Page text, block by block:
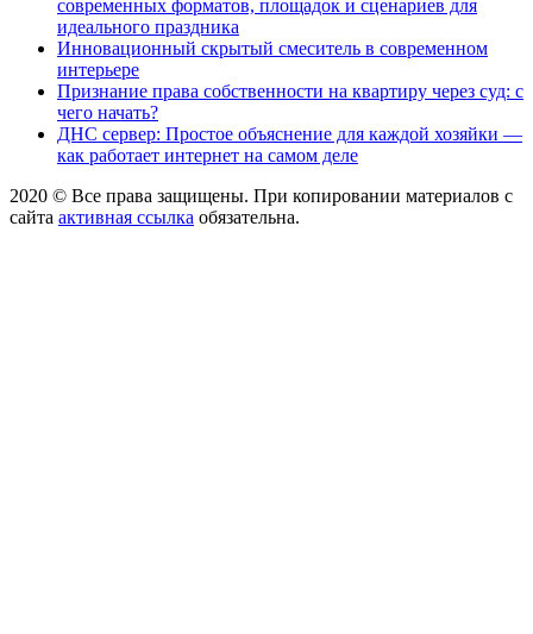
современных форматов, площадок и сценариев для
идеального праздника
Инновационный скрытый смеситель в современном
интерьере
Признание права собственности на квартиру через суд: с
чего начать?
ДНС сервер: Простое объяснение для каждой хозяйки —
как работает интернет на самом деле
2020 © Все права защищены. При копировании материалов с
сайта активная ссылка обязательна.